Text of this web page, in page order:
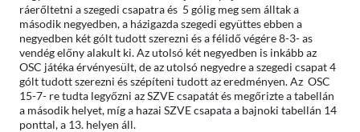
ráerőltetni a szegedi csapatra és 5 gólig meg sem álltak a
második negyedben, a házigazda szegedi együttes ebben a
negyedben két gólt tudott szerezni és a félidő végére 8-3- as
vendég előny alakult ki. Az utolsó két negyedben is inkább az
OSC játéka érvényesült, de az utolsó negyedre a szegedi csapat 4
gólt tudott szerezni és szépíteni tudott az eredményen. Az OSC
15-7- re tudta legyőzni az SZVE csapatát és megőrizte a tabellán
a második helyet, míg a hazai SZVE csapata a bajnoki tabellán 14
ponttal, a 13. helyen áll.